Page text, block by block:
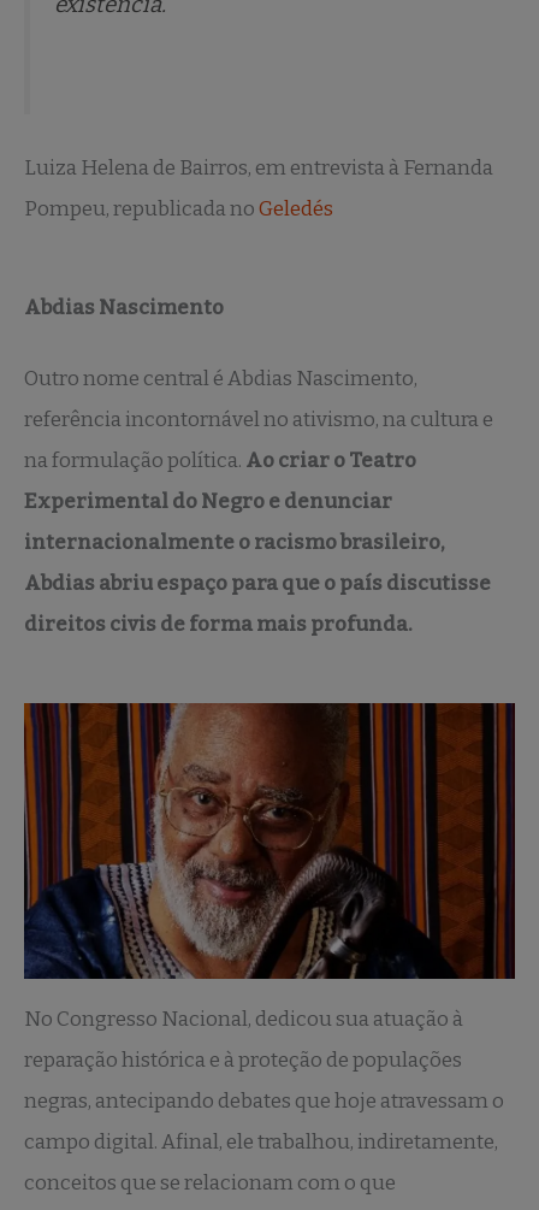
Luiza Helena de Bairros, em entrevista à Fernanda
Pompeu, republicada noGeledés
Abdias Nascimento
Outro nome central é Abdias Nascimento,
referência incontornável no ativismo, na cultura e
na formulação política. Ao criar o Teatro
Experimental do Negro e denunciar
internacionalmente o racismo brasileiro,
Abdias abriu espaço para que o país discutisse
direitos civis de forma mais profunda.
No Congresso Nacional, dedicou sua atuação à
reparação histórica e à proteção de populações
negras, antecipando debates que hoje atravessam o
campo digital. Afinal, ele trabalhou, indiretamente,
conceitos que se relacionam com o que